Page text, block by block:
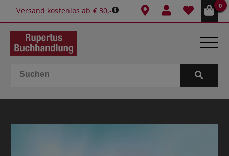
Versand kostenlos ab € 30,-
0
BÜCHER